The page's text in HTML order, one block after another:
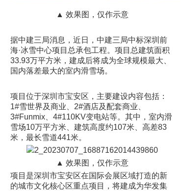
▲ 效果图，仅作示意
据中建三局消息，近日，中建三局中标深圳前
海·冰雪中心项目总承包工程。项目总建筑面积
33.93万平方米，建成后将成为全球规模最大、
国内落差最大的室内滑雪场。
项目位于深圳市宝安区，主要建设内容包括：
1#雪世界及商业、2#酒店及配套商业、
3#Funmix、4#110KV变电站等。其中，室内滑
雪场10万平方米、建筑高度约107米、高差83
米，最长雪道441米。
▲ 效果图，仅作示意
项目是深圳市宝安区在国际会展区域打造的新
的城市文化核心区重点项目，将建成为华发集